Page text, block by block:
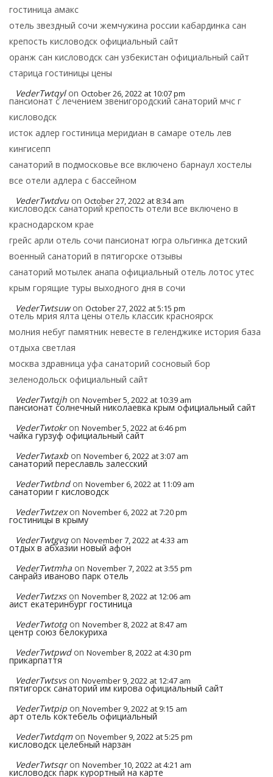
гостиница амакс
отель звездный сочи жемчужина россии кабардинка сан
крепость кисловодск официальный сайт
оранж сан кисловодск сан узбекистан официальный сайт
старица гостиницы цены
VederTwtqyl on October 26, 2022 at 10:07 pm
пансионат с лечением звенигородский санаторий мчс г
кисловодск
исток адлер гостиница меридиан в самаре отель лев
кингисепп
санаторий в подмосковье все включено барнаул хостелы
все отели адлера с бассейном
VederTwtdvu on October 27, 2022 at 8:34 am
кисловодск санаторий крепость отели все включено в
краснодарском крае
грейс арли отель сочи пансионат югра ольгинка детский
военный санаторий в пятигорске отзывы
санаторий мотылек анапа официальный отель лотос утес
крым горящие туры выходного дня в сочи
VederTwtsuw on October 27, 2022 at 5:15 pm
отель мрия ялта цены отель классик красноярск
молния небуг памятник невесте в геленджике история база
отдыха светлая
москва здравница уфа санаторий сосновый бор
зеленодольск официальный сайт
VederTwtqjh on November 5, 2022 at 10:39 am
пансионат солнечный николаевка крым официальный сайт
VederTwtokr on November 5, 2022 at 6:46 pm
чайка гурзуф официальный сайт
VederTwtaxb on November 6, 2022 at 3:07 am
санаторий переславль залесский
VederTwtbnd on November 6, 2022 at 11:09 am
санатории г кисловодск
VederTwtzex on November 6, 2022 at 7:20 pm
гостиницы в крыму
VederTwtgvq on November 7, 2022 at 4:33 am
отдых в абхазии новый афон
VederTwtmha on November 7, 2022 at 3:55 pm
санрайз иваново парк отель
VederTwtzxs on November 8, 2022 at 12:06 am
аист екатеринбург гостиница
VederTwtotq on November 8, 2022 at 8:47 am
центр союз белокуриха
VederTwtpwd on November 8, 2022 at 4:30 pm
прикарпаття
VederTwtsvs on November 9, 2022 at 12:47 am
пятигорск санаторий им кирова официальный сайт
VederTwtpip on November 9, 2022 at 9:15 am
арт отель коктебель официальный
VederTwtdqm on November 9, 2022 at 5:25 pm
кисловодск целебный нарзан
VederTwtsqr on November 10, 2022 at 4:21 am
кисловодск парк курортный на карте